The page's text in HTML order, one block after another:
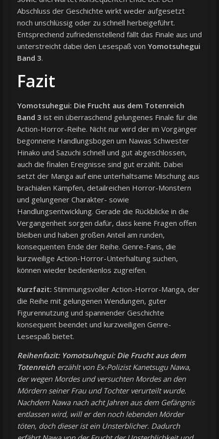
Abschluss der Geschichte wirkt weder aufgesetzt
noch unschlüssig oder zu schnell herbeigeführt.
Entsprechend zufriedenstellend fällt das Finale aus und
unterstreicht dabei den Lesespaß von Yomotsuhegui
Band 3.
Fazit
Yomotsuhegui: Die Frucht aus dem Totenreich
Band 3 ist ein überraschend gelungenes Finale für die
Action-Horror-Reihe. Nicht nur wird der im Vorgänger
begonnene Handlungsbogen um Nawas Schwester
Hinako und Sazuchi schnell und gut abgeschlossen,
auch die finalen Ereignisse sind gut erzählt. Dabei
setzt der Manga auf eine unterhaltsame Mischung aus
brachialen Kämpfen, detailreichen Horror-Monstern
und gelungener Charakter- sowie
Handlungsentwicklung. Gerade die Rückblicke in die
Vergangenheit sorgen dafür, dass keine Fragen offen
bleiben und haben großen Anteil am runden,
konsequenten Ende der Reihe. Genre-Fans, die
kurzweilige Action-Horror-Unterhaltung suchen,
können wieder bedenkenlos zugreifen.
Kurzfazit: Stimmungsvoller Action-Horror-Manga, der
die Reihe mit gelungenen Wendungen, guter
Figurennutzung und spannender Geschichte
konsequent beendet und kurzweiligen Genre-
Lesespaß bietet.
Reihenfazit: Yomotsuhegui: Die Frucht aus dem
Totenreicherzählt von Ex-Polizist Kanetsugu Nawa,
der wegen Mordes und versuchten Mordes an den
Mördern seiner Frau und Tochter verurteilt wurde.
Nachdem Nawa nach acht Jahren aus dem Gefängnis
entlassen wird, will er den noch lebenden Mörder
töten, doch dieser ist ein Unsterblicher. Dadurch